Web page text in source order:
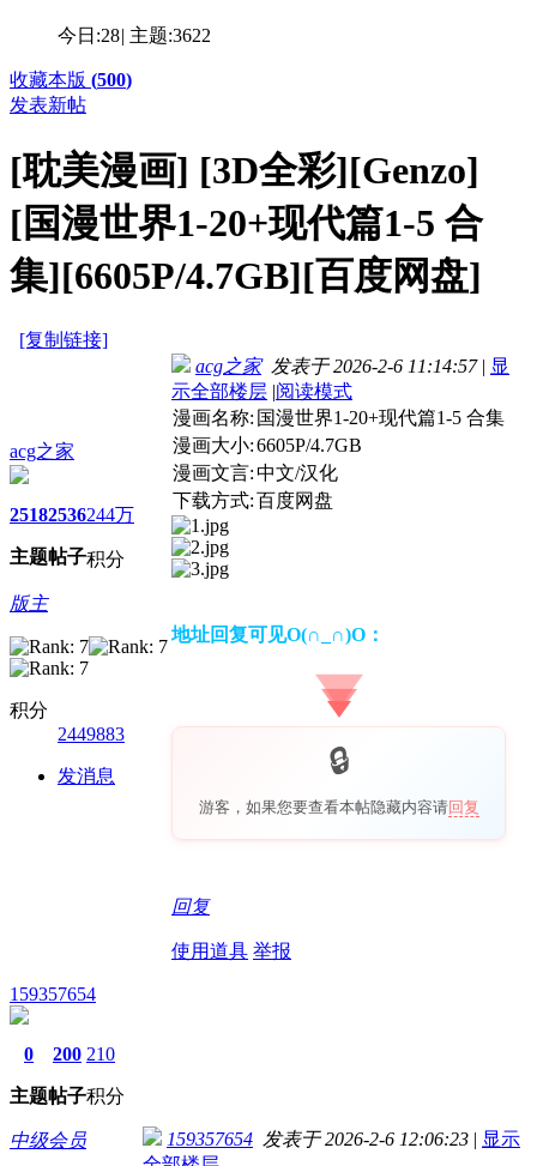
今日:28| 主题:3622
收藏本版 (500)
发表新帖
[耽美漫画] [3D全彩][Genzo]
[国漫世界1-20+现代篇1-5 合
集][6605P/4.7GB][百度网盘]
[复制链接]
acg之家
2518
主题
2536
帖子
244万
积分
版主
积分
2449883
发消息
acg之家发表于 2026-2-6 11:14:57 | 显
示全部楼层 |阅读模式
漫画名称: 国漫世界1-20+现代篇1-5 合集
漫画大小:6605P/4.7GB
漫画文言:中文/汉化
下载方式:百度网盘
地址回复可见O(∩_∩)O：
游客，如果您要查看本帖隐藏内容请回复
回复
使用道具 举报
159357654
0
主题
200
帖子
210
积分
中级会员 159357654 发表于 2026-2-6 12:06:23 | 显示